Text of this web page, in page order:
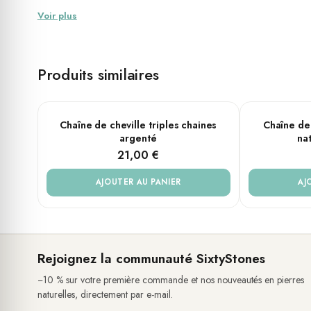
d'ajouter une touche de couleur à n'importe quel look.
Que vous rencontriez des amis pour un brunch ou que vous
Voir plus
Produits similaires
Chaîne de cheville triples chaines
argenté
21,00 €
AJOUTER AU PANIER
Chaîne
Rejoignez la communauté SixtyStones
−10 % sur votre première commande et nos nouveautés en pierres
naturelles, directement par e-mail.